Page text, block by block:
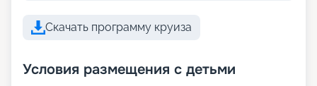
Скачать программу круиза
Условия размещения с детьми